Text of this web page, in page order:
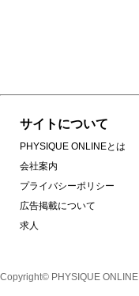
サイトについて
PHYSIQUE ONLINEとは
会社案内
プライバシーポリシー
広告掲載について
求人
Copyright© PHYSIQUE ONLINE